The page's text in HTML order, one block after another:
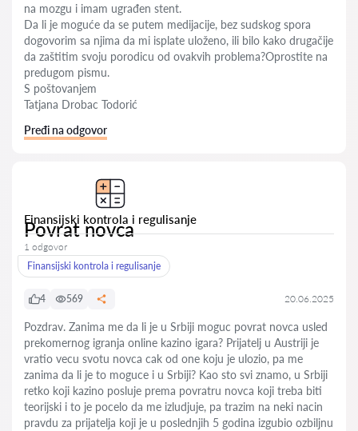
na mozgu i imam ugrađen stent.
Da li je moguće da se putem medijacije, bez sudskog spora
dogovorim sa njima da mi isplate uloženo, ili bilo kako drugačije
da zaštitim svoju porodicu od ovakvih problema?Oprostite na
predugom pismu.
S poštovanjem
Tatjana Drobac Todorić
Pređi na odgovor
Finansijski kontrola i regulisanje
Povrat novca
1 odgovor
Finansijski kontrola i regulisanje
4 569 20.06.2025
Pozdrav. Zanima me da li je u Srbiji moguc povrat novca usled
prekomernog igranja online kazino igara? Prijatelj u Austriji je
vratio vecu svotu novca cak od one koju je ulozio, pa me
zanima da li je to moguce i u Srbiji? Kao sto svi znamo, u Srbiji
retko koji kazino posluje prema povratru novca koji treba biti
teorijski i to je pocelo da me izludjuje, pa trazim na neki nacin
pravdu za prijatelja koji je u poslednjih 5 godina izgubio ozbiljnu